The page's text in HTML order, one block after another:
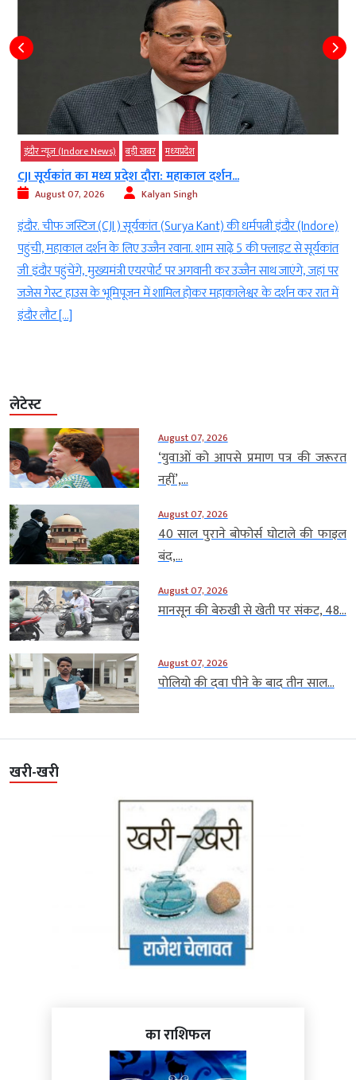
इंदौर न्यूज़ (Indore News) बड़ी खबर मध्‍यप्रदेश
CJI सूर्यकांत का मध्य प्रदेश दौरा: महाकाल दर्शन...
August 07, 2026 Kalyan Singh
इंदौर. चीफ जस्टिज (CJI ) सूर्यकांत (Surya Kant) की धर्मपत्नी इंदौर (Indore)
पहुंची, महाकाल दर्शन के लिए उज्जैन रवाना. शाम साढ़े 5 की फ्लाइट से सूर्यकांत
जी इंदौर पहुंचेंगे, मुख्यमंत्री एयरपोर्ट पर अगवानी कर उज्जैन साथ जाएंगे, जहां पर
जजेस गेस्ट हाउस के भूमिपूजन में शामिल होकर महाकालेश्वर के दर्शन कर रात में
इंदौर लौट […]
लेटेस्ट
August 07, 2026
‘युवाओं को आपसे प्रमाण पत्र की जरूरत
नहीं’,...
August 07, 2026
40 साल पुराने बोफोर्स घोटाले की फाइल
बंद,...
August 07, 2026
मानसून की बेरुखी से खेती पर संकट, 48...
August 07, 2026
पोलियो की दवा पीने के बाद तीन साल...
खरी-खरी
का राशिफल